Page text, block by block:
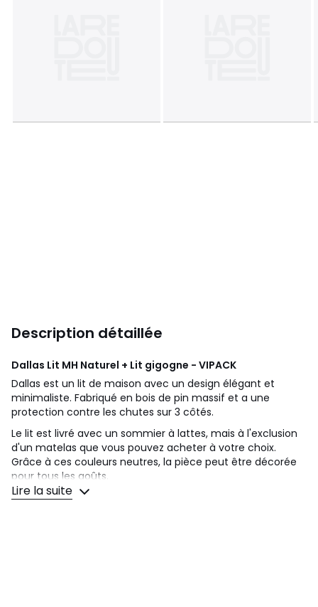
Description détaillée
Dallas Lit MH Naturel + Lit gigogne - VIPACK
Dallas est un lit de maison avec un design élégant et
minimaliste. Fabriqué en bois de pin massif et a une
protection contre les chutes sur 3 côtés.
Le lit est livré avec un sommier à lattes, mais à l'exclusion
d'un matelas que vous pouvez acheter à votre choix.
Grâce à ces couleurs neutres, la pièce peut être décorée
pour tous les goûts.
Max hauteur du lit : 170 cm
Lire la suite